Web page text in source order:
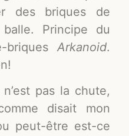
des briques de
Principe du
briques Arkanoid.
pas la chute,
disait mon
peut-être est-ce